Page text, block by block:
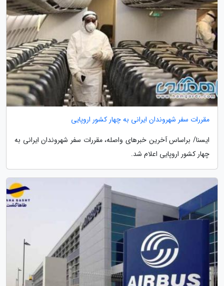
مقررات سفر شهروندان ایرانی به چهار کشور اروپایی
ایسنا/ براساس آخرین خبرهای واصله، مقررات سفر شهروندان ایرانی به
چهار کشور اروپایی اعلام شد.